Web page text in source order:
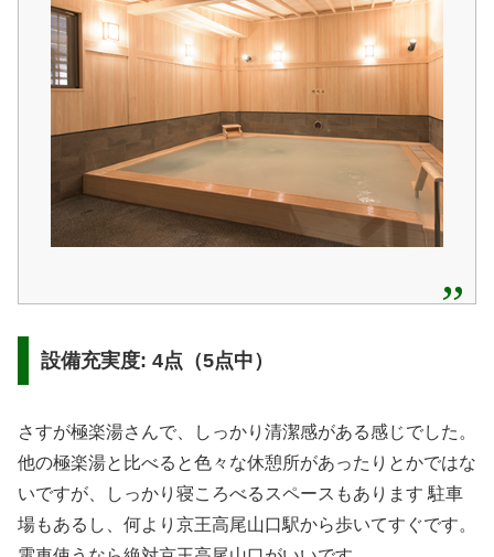
設備充実度: 4点（5点中）
さすが極楽湯さんで、しっかり清潔感がある感じでした。
他の極楽湯と比べると色々な休憩所があったりとかではな
いですが、しっかり寝ころべるスペースもあります 駐車
場もあるし、何より京王高尾山口駅から歩いてすぐです。